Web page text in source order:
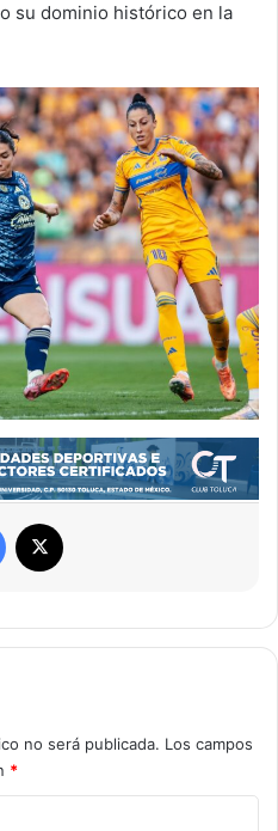
su dominio histórico en la
Facebook
no será publicada. Los campos
*